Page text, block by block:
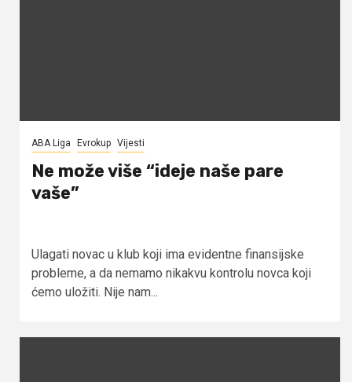
ABA Liga Evrokup Vijesti
Ne može više “ideje naše pare
vaše”
Ulagati novac u klub koji ima evidentne finansijske
probleme, a da nemamo nikakvu kontrolu novca koji
ćemo uložiti. Nije nam...